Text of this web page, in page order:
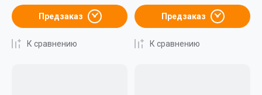
Предзаказ
К сравнению
Предзаказ
К сравнению